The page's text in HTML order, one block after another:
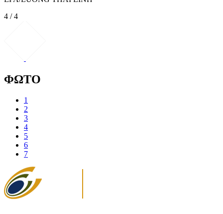
4 / 4
ΦΩΤΟ
1
2
3
4
5
6
7